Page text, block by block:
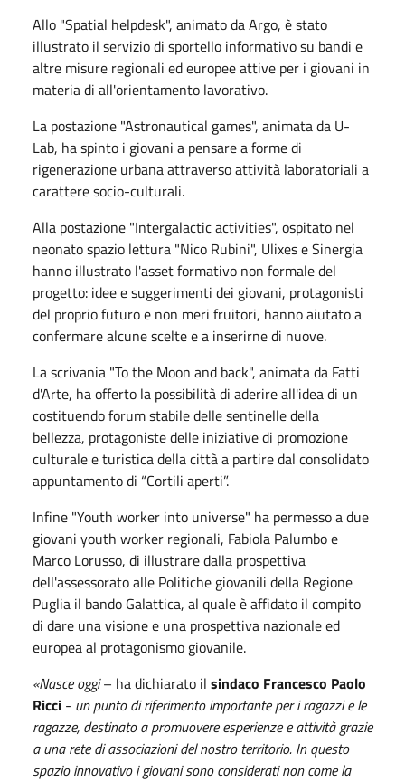
Allo "Spatial helpdesk", animato da Argo, è stato
illustrato il servizio di sportello informativo su bandi e
altre misure regionali ed europee attive per i giovani in
materia di all'orientamento lavorativo.
La postazione "Astronautical games", animata da U-
Lab, ha spinto i giovani a pensare a forme di
rigenerazione urbana attraverso attività laboratoriali a
carattere socio-culturali.
Alla postazione "Intergalactic activities", ospitato nel
neonato spazio lettura "Nico Rubini", Ulixes e Sinergia
hanno illustrato l'asset formativo non formale del
progetto: idee e suggerimenti dei giovani, protagonisti
del proprio futuro e non meri fruitori, hanno aiutato a
confermare alcune scelte e a inserirne di nuove.
La scrivania "To the Moon and back", animata da Fatti
d'Arte, ha offerto la possibilità di aderire all'idea di un
costituendo forum stabile delle sentinelle della
bellezza, protagoniste delle iniziative di promozione
culturale e turistica della città a partire dal consolidato
appuntamento di “Cortili aperti”.
Infine "Youth worker into universe" ha permesso a due
giovani youth worker regionali, Fabiola Palumbo e
Marco Lorusso, di illustrare dalla prospettiva
dell'assessorato alle Politiche giovanili della Regione
Puglia il bando Galattica, al quale è affidato il compito
di dare una visione e una prospettiva nazionale ed
europea al protagonismo giovanile.
«Nasce oggi– ha dichiarato il sindaco Francesco Paolo
Ricci - un punto di riferimento importante per i ragazzi e le
ragazze, destinato a promuovere esperienze e attività grazie
a una rete di associazioni del nostro territorio. In questo
spazio innovativo i giovani sono considerati non come la